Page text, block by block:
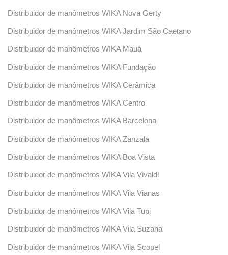
Distribuidor de manômetros WIKA Nova Gerty
Distribuidor de manômetros WIKA Jardim São Caetano
Distribuidor de manômetros WIKA Mauá
Distribuidor de manômetros WIKA Fundação
Distribuidor de manômetros WIKA Cerâmica
Distribuidor de manômetros WIKA Centro
Distribuidor de manômetros WIKA Barcelona
Distribuidor de manômetros WIKA Zanzala
Distribuidor de manômetros WIKA Boa Vista
Distribuidor de manômetros WIKA Vila Vivaldi
Distribuidor de manômetros WIKA Vila Vianas
Distribuidor de manômetros WIKA Vila Tupi
Distribuidor de manômetros WIKA Vila Suzana
Distribuidor de manômetros WIKA Vila Scopel